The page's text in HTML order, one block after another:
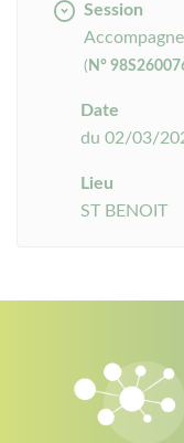
Session
( N°
Date
du 02/03/
Lieu
ST BENOIT